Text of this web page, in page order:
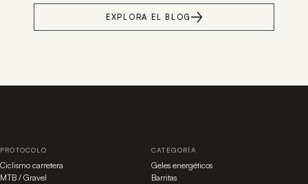
EXPLORA EL BLOG
PROTOCOLO
Ciclismo carretera
MTB / Gravel
CATEGORÍA
Geles energéticos
Barritas